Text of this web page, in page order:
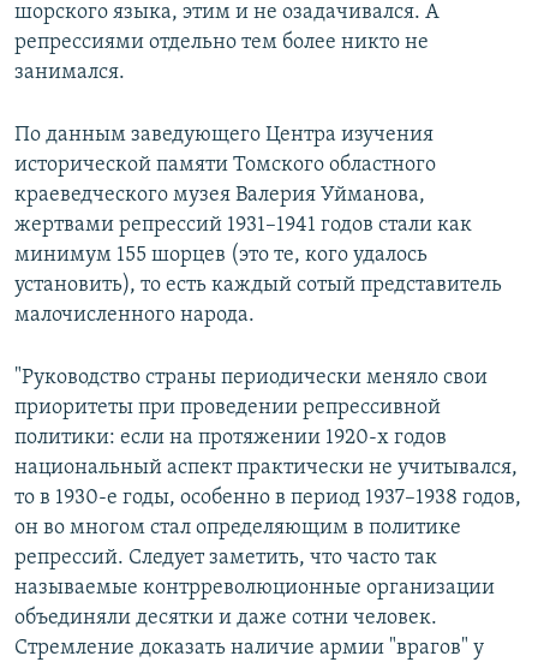
шорского языка, этим и не озадачивался. А
репрессиями отдельно тем более никто не
занимался.
По данным заведующего Центра изучения
исторической памяти Томского областного
краеведческого музея Валерия Уйманова,
жертвами репрессий 1931–1941 годов стали как
минимум 155 шорцев (это те, кого удалось
установить), то есть каждый сотый представитель
малочисленного народа.
"Руководство страны периодически меняло свои
приоритеты при проведении репрессивной
политики: если на протяжении 1920-х годов
национальный аспект практически не учитывался,
то в 1930-е годы, особенно в период 1937–1938 годов,
он во многом стал определяющим в политике
репрессий. Следует заметить, что часто так
называемые контрреволюционные организации
объединяли десятки и даже сотни человек.
Стремление доказать наличие армии "врагов" у